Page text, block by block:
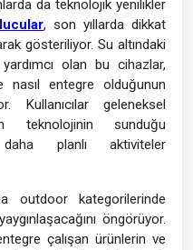
da teknolojik yenilikler
, son yıllarda dikkat
gösteriliyor. Su altındaki
olan bu cihazlar,
nasıl entegre olduğunun
Kullanıcılar geleneksel
teknolojinin sunduğu
planlı aktiviteler
outdoor kategorilerinde
öngörüyor.
çalışan ürünlerin ve